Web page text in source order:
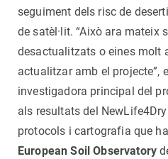
seguiment dels risc de
de satèl·lit. “Això ara mateix
desactualitzats o eines molt
actualitzar amb el projecte”,
investigadora principal del
als resultats del
protocols i cartografia que
European Soil Observatory